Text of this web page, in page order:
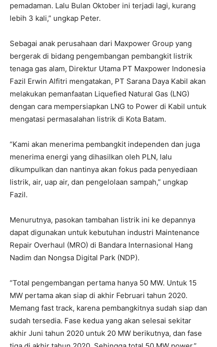
pemadaman. Lalu Bulan Oktober ini terjadi lagi, kurang
lebih 3 kali,” ungkap Peter.
Sebagai anak perusahaan dari Maxpower Group yang
bergerak di bidang pengembangan pembangkit listrik
tenaga gas alam, Direktur Utama PT Maxpower Indonesia
Fazil Erwin Alfitri mengatakan, PT Sarana Daya Kabil akan
melakukan pemanfaatan Liquefied Natural Gas (LNG)
dengan cara mempersiapkan LNG to Power di Kabil untuk
mengatasi permasalahan listrik di Kota Batam.
“Kami akan menerima pembangkit independen dan juga
menerima energi yang dihasilkan oleh PLN, lalu
dikumpulkan dan nantinya akan fokus pada penyediaan
listrik, air, uap air, dan pengelolaan sampah,” ungkap
Fazil.
Menurutnya, pasokan tambahan listrik ini ke depannya
dapat digunakan untuk kebutuhan industri Maintenance
Repair Overhaul (MRO) di Bandara Internasional Hang
Nadim dan Nongsa Digital Park (NDP).
“Total pengembangan pertama hanya 50 MW. Untuk 15
MW pertama akan siap di akhir Februari tahun 2020.
Memang fast track, karena pembangkitnya sudah siap dan
sudah tersedia. Fase kedua yang akan selesai sekitar
akhir Juni tahun 2020 untuk 20 MW berikutnya, dan fase